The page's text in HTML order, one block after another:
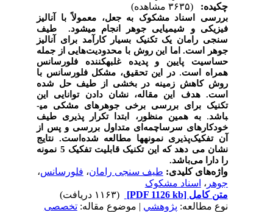
چکیده:
بررسی اسناد مشکوک به جعل، معمولاً با آنالیز
فیزیکی و شیمیایی جوهر انجام می­شود. طیف
سنجی رامان یک تکنیک بسیار کارآمد برای آنالیز
جوهر است. اما این روش با محدودیت‌هایی از جمله
حساسیت پایین و پدیده غلبه­کننده فلورسانس
همراه است.در این تحقیق، مشکلفلورسانس با
روش کاهش زمینه در بخشی از طیف حل شده
است. هدف این مقاله، نشان دادن توانایی این
تکنیک برای بررسی برخی جوهرهای مشکی می­
باشد.به همین منظور، ابتدا تکرار پذیری طیف
خودکارهای سرساچمه‌ای متداول بررسی و پس از
آن تفکیک‌پذیری نمونه­ها مطالعه شده‌است. نتایج
نشان می دهد که این تکنیک قابلیت تفکیک 5 نمونه
را دارا میباشد.
واژه‌های کلیدی:طیف سنجی رامان،فلورسانس،
جوهر، اسناد مشکوک
متن کامل[PDF 1126 kb]
نوع مطالعه:پژوهشي| موضوع مقاله:تخصصی